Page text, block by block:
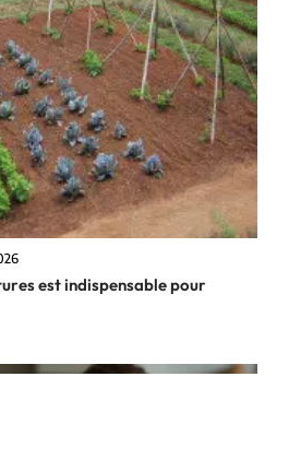
est indispensable pour